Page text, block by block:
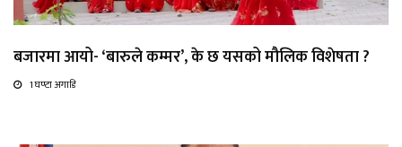
बजारमा आयो- ‘बारुले कम्मर’, के छ यसको मौलिक विशेषता ?
1 घण्टा अगाडि